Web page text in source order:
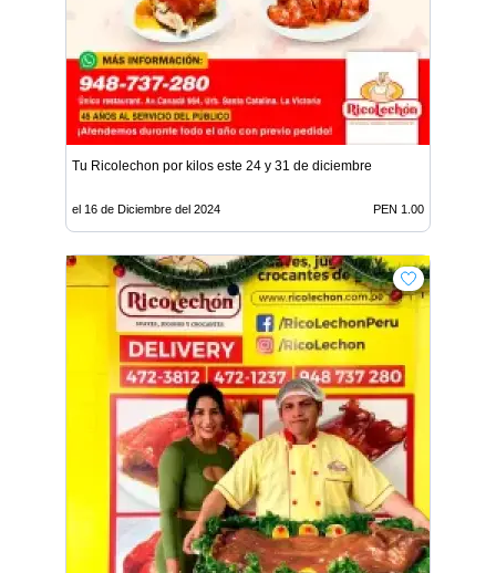
Tu Ricolechon por kilos este 24 y 31 de diciembre
el 16 de Diciembre del 2024 PEN 1.00